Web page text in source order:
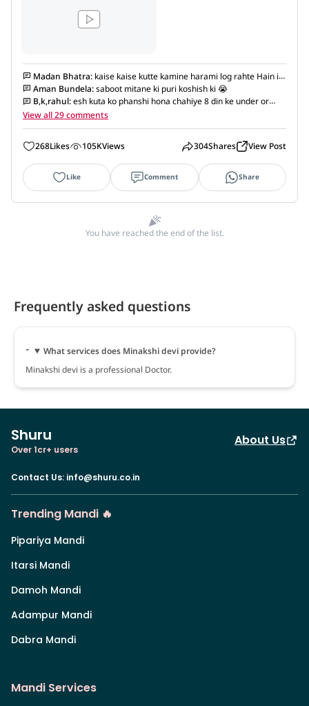
Madan Bhatra: kaise kaise kutte kamine harami log rahte Hain is
duniya mein Kitna nirdayi aadami Hai ise to fansi ka Saja hona
chahiye 😡😡😡
Aman Bundela:saboot mitane ki puri koshish ki 😭
B,k,rahul:esh kuta ko phanshi hona chahiye 8 din ke under or
news me dalo
View all 29 comments
268Likes 105KViews 304Shares View Post
Like Comment Share
You have reached the end of the list.
Frequently asked questions
What services does Minakshi devi provide?
Minakshi devi is a professional Doctor.
Shuru
Over 1cr+ users
About Us
Contact Us: info@shuru.co.in
Trending Mandi 🔥
Pipariya Mandi
Itarsi Mandi
Damoh Mandi
Adampur Mandi
Dabra Mandi
Mandi Services